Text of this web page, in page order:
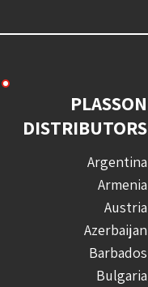
PLASSON
DISTRIBUTORS
Argentina
Armenia
Austria
Azerbaijan
Barbados
Bulgaria